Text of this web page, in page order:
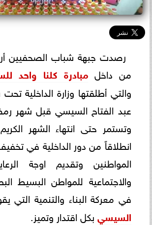
رصدت جبهة شباب الصحفيين
من داخلمبادرة كلنا واحد
والتي أطلقتها وزارة الداخلية
عبد الفتاح السيسي قبل شهر
وتستمر حتى انتهاء الشهر
انطلاقاً من دور الداخلية في
المواطنين وتقديم اوجة
والاجتماعية للمواطن البسيط
في معركة البناء والتنمية التي
السيسي بكل اقتدار وتميز.